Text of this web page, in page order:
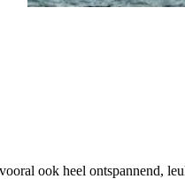
ook heel ontspannend,